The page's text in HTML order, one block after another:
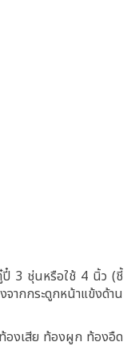
ปี๋ 3 ชุ่นหรือใช้ 4 นิ้ว (ชี้
ากกระดูกหน้าแข้งด้าน
ท้องเสีย ท้องผูก ท้องอืด